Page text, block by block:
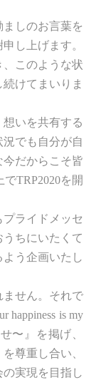
しのお言葉を
し上げます。
このような状
けてまいりま
いを共有する
でも自分が自
だからこそ皆
TRP2020を開
プライドメッセ
ちにいたくて
う企画いたし
せん。それで
happiness is my
〜』を掲げ、
尊重し合い、
実現を目指し